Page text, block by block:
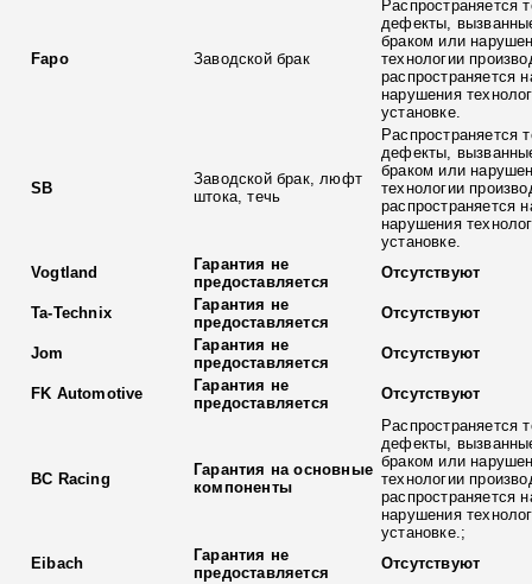
Fapo Заводской брак
Распространяется
дефекты,
браком или
технологии
распространяется
нарушения
установке.
SB
Заводской брак, люфт
штока, течь
Распространяется
дефекты,
браком или
технологии
распространяется
нарушения
установке.
Vogtland
Гарантия не
предоставляется
Отсутствуют
Ta-Technix
Гарантия не
предоставляется
Отсутствуют
Jom
Гарантия не
предоставляется
Отсутствуют
FK Automotive
Гарантия не
предоставляется
Отсутствуют
BC Racing
Гарантия на основные
компоненты
Распространяется
дефекты,
браком или
технологии
распространяется
нарушения
установке.;
Eibach
Гарантия не
предоставляется
Отсутствуют